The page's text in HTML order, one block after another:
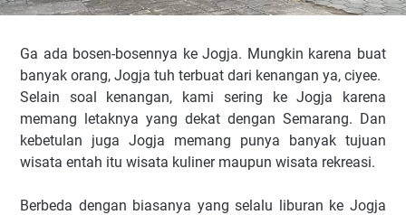
Ga ada bosen-bosennya ke Jogja. Mungkin karena buat
banyak orang, Jogja tuh terbuat dari kenangan ya, ciyee.
Selain soal kenangan, kami sering ke Jogja karena
memang letaknya yang dekat dengan Semarang. Dan
kebetulan juga Jogja memang punya banyak tujuan
wisata entah itu wisata kuliner maupun wisata rekreasi.
Berbeda dengan biasanya yang selalu liburan ke Jogja